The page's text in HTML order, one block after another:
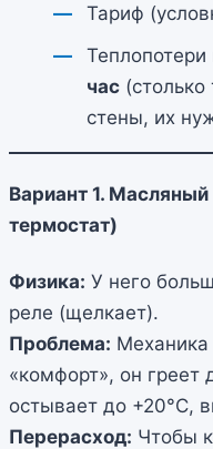
Тариф
час (столько
стены, их
Вариант 1.
термостат)
Физика: У него
реле (щелкает).
Проблема: Механика
«комфорт», он греет
остывает до +20°C,
Перерасход: Чтобы